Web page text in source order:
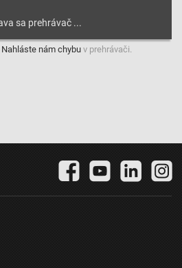
Nahláste nám chybu v prehrávači.